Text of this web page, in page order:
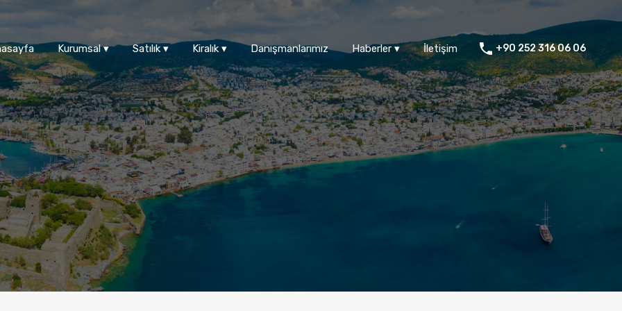
Kurumsal ▾ Satılık ▾ Kiralık ▾ Danışmanlarımız Haberler ▾ İletişim +90 252 316 06 06